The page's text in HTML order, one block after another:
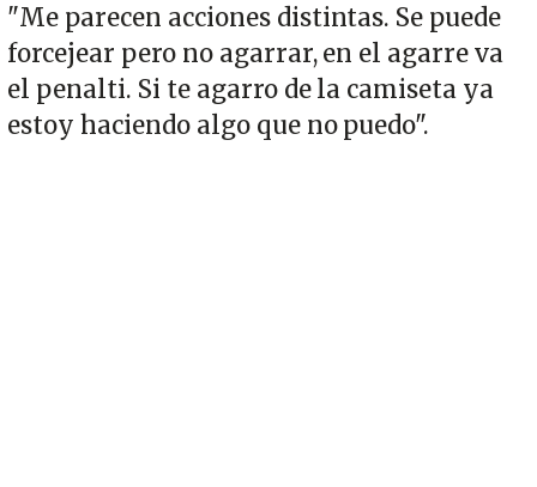
"Me parecen acciones distintas. Se puede
forcejear pero no agarrar, en el agarre va
el penalti. Si te agarro de la camiseta ya
estoy haciendo algo que no puedo".